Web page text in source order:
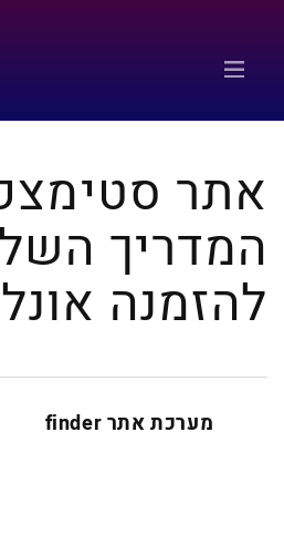
אתר
המדריך
להזמנה
מערכת אתר finder